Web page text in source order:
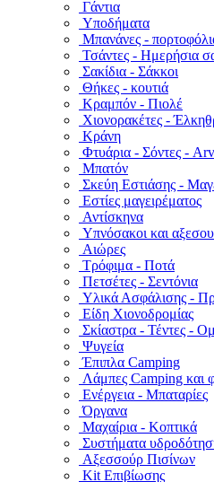
Γάντια
Υποδήματα
Μπανάνες -
Τσάντες - Ημερήσια
Σακίδια - Σάκκοι
Θήκες - κουτιά
Κραμπόν - Πιολέ
Χιονορακέτες -
Κράνη
Φτυάρια - Σόντες -
Μπατόν
Σκεύη Εστιάσης -
Εστίες μαγειρέματος
Αντίσκηνα
Υπνόσακοι και
Αιώρες
Τρόφιμα - Ποτά
Πετσέτες - Σεντόνια
Υλικά Ασφάλισης -
Είδη Χιονοδρομίας
Σκίαστρα - Τέντες -
Ψυγεία
Έπιπλα Camping
Λάμπες Camping και
Ενέργεια - Μπαταρίες
Όργανα
Μαχαίρια - Κοπτικά
Συστήματα
Αξεσσούρ Πισίνων
Kit Επιβίωσης